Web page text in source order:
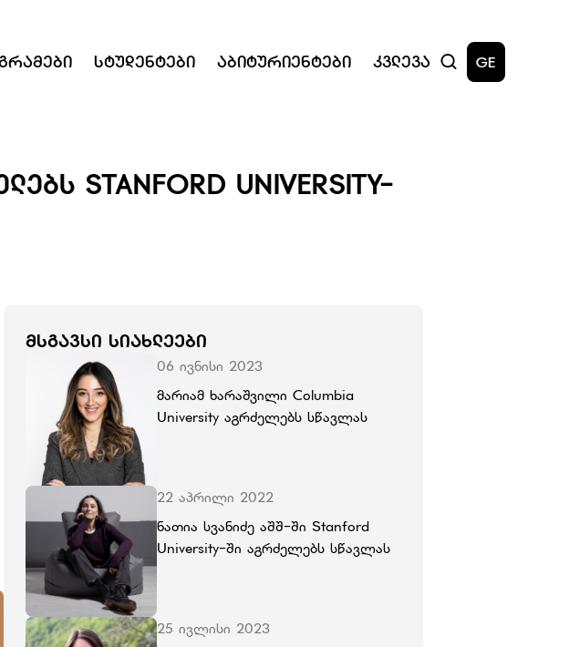
Სტუდენტები Აბიტურიენტები Კვლევა GE
STANFORD UNIVERSITY-
ᲛᲡᲒᲐᲕᲡᲘ ᲡᲘᲐᲮᲚᲔᲔᲑᲘ
06 ივნისი 2023
მარიამ ხარაშვილი Columbia
University აგრძელებს სწავლას
22 აპრილი 2022
ნათია სვანიძე აშშ-ში Stanford
University-ში აგრძელებს სწავლას
25 ივლისი 2023